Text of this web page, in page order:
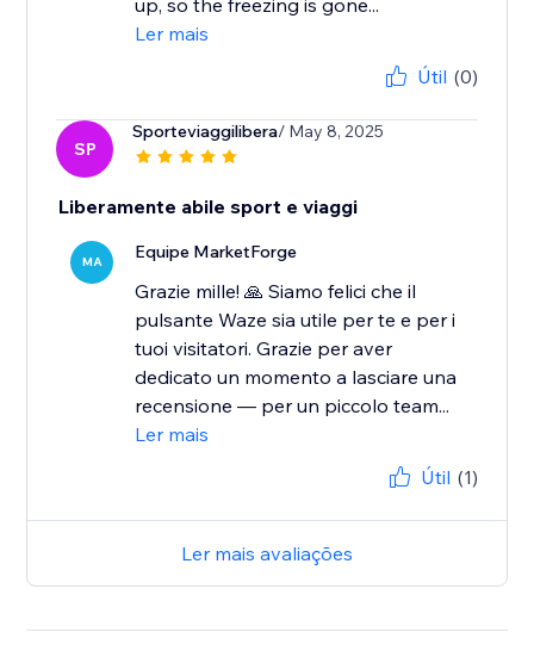
up, so the freezing is gone...
Ler mais
Útil (0)
SP
Sporteviaggilibera/ May 8, 2025
Liberamente abile sport e viaggi
MA Equipe MarketForge
Grazie mille! 🙏 Siamo felici che il
pulsante Waze sia utile per te e per i
tuoi visitatori. Grazie per aver
dedicato un momento a lasciare una
recensione — per un piccolo team...
Ler mais
Útil (1)
Ler mais avaliações